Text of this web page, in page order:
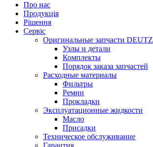
Про нас
Продукція
Рішення
Сервіс
Оригинальные запчасти DEUTZ
Узлы и детали
Комплекты
Порядок заказа запчастей
Расходные материалы
Фильтры
Ремни
Прокладки
Эксплуатационные жидкости
Масло
Присадки
Техническое обслуживание
Гарантия